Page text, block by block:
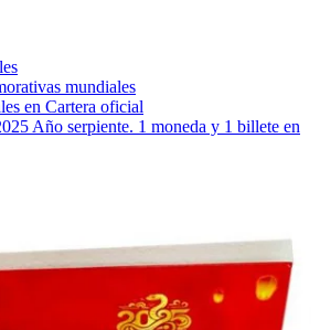
mundiales
en Cartera oficial
Año serpiente. 1 moneda y 1 billete en